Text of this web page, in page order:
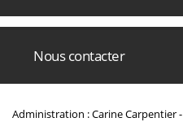
Nous contacter
Administration : Carine Carpentier -